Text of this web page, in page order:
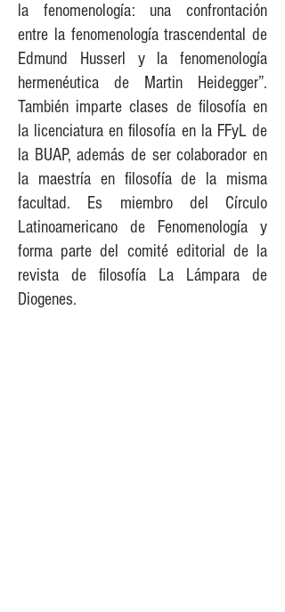
la fenomenología: una confrontación
entre la fenomenología trascendental de
Edmund Husserl y la fenomenología
hermenéutica de Martin Heidegger”.
También imparte clases de filosofía en
la licenciatura en filosofía en la FFyL de
la BUAP, además de ser colaborador en
la maestría en filosofía de la misma
facultad. Es miembro del Círculo
Latinoamericano de Fenomenología y
forma parte del comité editorial de la
revista de filosofía La Lámpara de
Diogenes.